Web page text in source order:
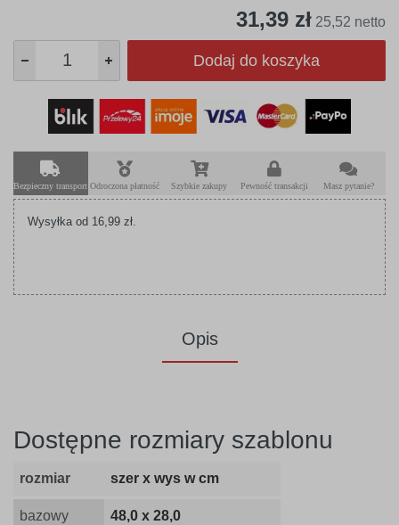
31,39 zł 25,52 netto
Dodaj do koszyka
Bezpieczny transport Odroczona płatność Szybkie zakupy Pewność transakcji Masz pytanie?
Wysyłka od 16,99 zł.
Opis
Dostępne rozmiary szablonu
rozmiar szer x wys w cm
bazowy 48,0 x 28,0